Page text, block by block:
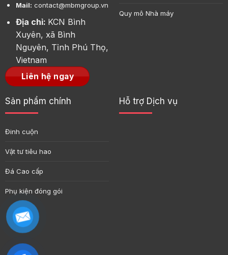
Mail: contact@mbmgroup.vn
Địa chỉ: KCN Bình
Xuyên, xã Bình
Nguyên, Tỉnh Phú Thọ,
Vietnam
Liên hệ ngay
Quy mô Nhà máy
Sản phẩm chính
Đinh cuộn
Vật tư tiêu hao
Đá Cao cấp
Phụ kiện đóng gói
Hỗ trợ Dịch vụ